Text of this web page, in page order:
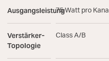
Ausgangsleistung
Verstärker-
Topologie
75 Watt pro Kanal
Class A/B